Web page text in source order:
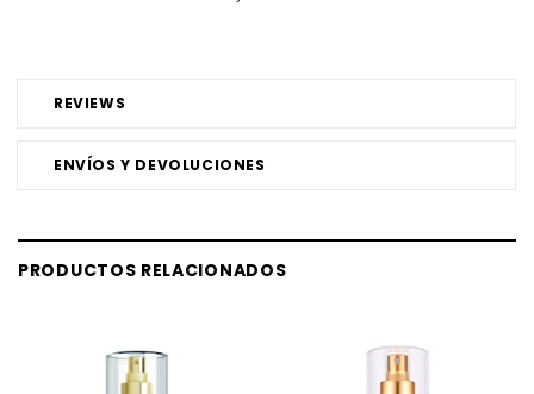
REVIEWS
ENVÍOS Y DEVOLUCIONES
PRODUCTOS RELACIONADOS